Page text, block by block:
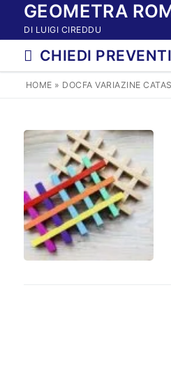
contenuto
GEOMETRA
DI LUIGI CIREDDU
CHIEDI
HOME » DOCFA VARIAZINE